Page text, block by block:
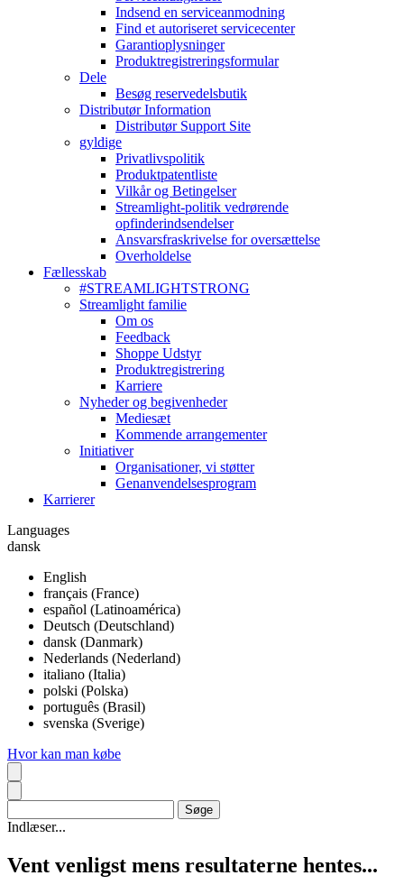
Indsend en serviceanmodning
Find et autoriseret servicecenter
Garantioplysninger
Produktregistreringsformular
Dele
Besøg reservedelsbutik
Distributør Information
Distributør Support Site
gyldige
Privatlivspolitik
Produktpatentliste
Vilkår og Betingelser
Streamlight-politik vedrørende
opfinderindsendelser
Ansvarsfraskrivelse for oversættelse
Overholdelse
Fællesskab
#STREAMLIGHTSTRONG
Streamlight familie
Om os
Feedback
Shoppe Udstyr
Produktregistrering
Karriere
Nyheder og begivenheder
Mediesæt
Kommende arrangementer
Initiativer
Organisationer, vi støtter
Genanvendelsesprogram
Karrierer
Languages
dansk
English
français (France)
español (Latinoamérica)
Deutsch (Deutschland)
dansk (Danmark)
Nederlands (Nederland)
italiano (Italia)
polski (Polska)
português (Brasil)
svenska (Sverige)
Hvor kan man købe
Indlæser...
Vent venligst mens resultaterne hentes...